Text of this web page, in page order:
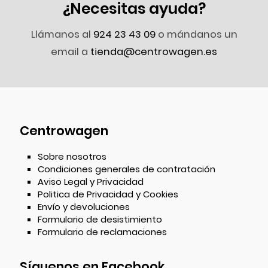
¿Necesitas ayuda?
Llámanos al 924 23 43 09o mándanos un
email a tienda@centrowagen.es
Centrowagen
Sobre nosotros
Condiciones generales de contratación
Aviso Legal y Privacidad
Politica de Privacidad y Cookies
Envío y devoluciones
Formulario de desistimiento
Formulario de reclamaciones